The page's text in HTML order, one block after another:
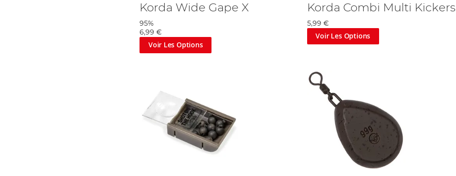
Korda Wide Gape X
95%
6,99 €
Voir Les Options
Korda Combi Multi Kickers
5,99 €
Voir Les Options